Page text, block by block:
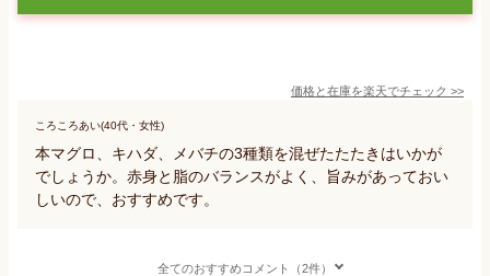
価格と在庫を楽天でチェック >>
ころころあい(40代・女性)
本マグロ、キハダ、メバチの3種類を混ぜたたたきはいかが
でしょうか。赤身と脂のバランスがよく、旨みがあっておい
しいので、おすすめです。
全てのおすすめコメント（2件）